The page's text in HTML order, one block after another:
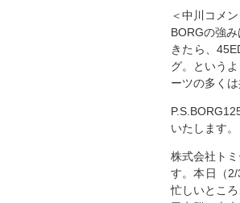
＜中川コメン
BORGの強
きたら、
グ。という
ーツの多く
いたします。
株式会社ト
す。本日（
忙しいとこ